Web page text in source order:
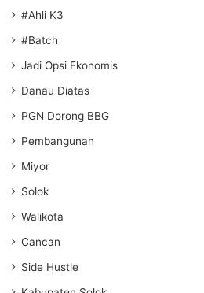
#Ahli K3
#Batch
Jadi Opsi Ekonomis
Danau Diatas
PGN Dorong BBG
Pembangunan
Miyor
Solok
Walikota
Cancan
Side Hustle